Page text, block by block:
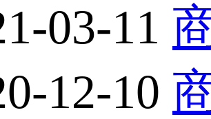
03-11
12-10